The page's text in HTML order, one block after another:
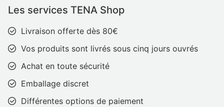
Les services TENA Shop
Livraison offerte dès 80€
Vos produits sont livrés sous cinq jours ouvrés
Achat en toute sécurité
Emballage discret
Différentes options de paiement